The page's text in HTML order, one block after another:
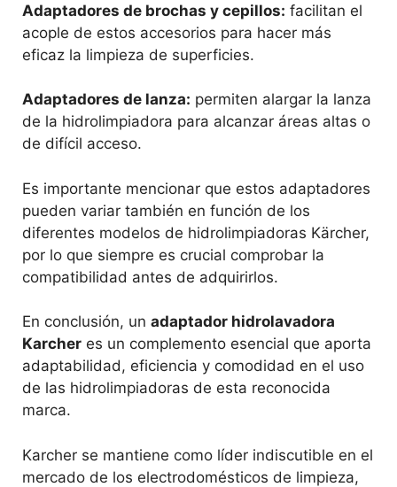
Adaptadores de brochas y cepillos: facilitan el
acople de estos accesorios para hacer más
eficaz la limpieza de superficies.
Adaptadores de lanza: permiten alargar la lanza
de la hidrolimpiadora para alcanzar áreas altas o
de difícil acceso.
Es importante mencionar que estos adaptadores
pueden variar también en función de los
diferentes modelos de hidrolimpiadoras Kärcher,
por lo que siempre es crucial comprobar la
compatibilidad antes de adquirirlos.
En conclusión, un adaptador hidrolavadora
Karcher es un complemento esencial que aporta
adaptabilidad, eficiencia y comodidad en el uso
de las hidrolimpiadoras de esta reconocida
marca.
Karcher se mantiene como líder indiscutible en el
mercado de los electrodomésticos de limpieza,